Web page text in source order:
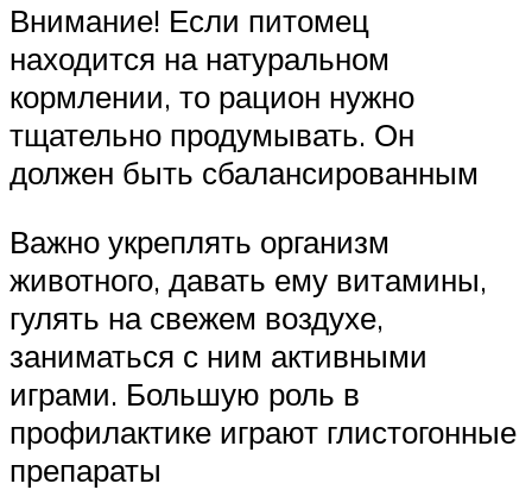
Внимание! Если питомец
находится на натуральном
кормлении, то рацион нужно
тщательно продумывать. Он
должен быть сбалансированным
Важно укреплять организм
животного, давать ему витамины,
гулять на свежем воздухе,
заниматься с ним активными
играми. Большую роль в
профилактике играют глистогонные
препараты